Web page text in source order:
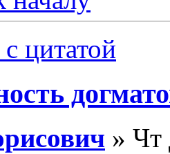
цитатой
» Чт